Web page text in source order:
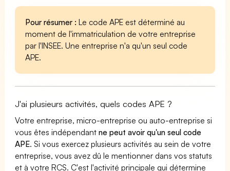
Pour résumer : Le code APE est déterminé au
moment de l'immatriculation de votre entreprise
par l'INSEE. Une entreprise n'a qu'un seul code
APE.
J'ai plusieurs activités, quels codes APE ?
Votre entreprise, micro-entreprise ou auto-entreprise si
vous êtes indépendantne peut avoir qu'un seul code
APE. Si vous exercez plusieurs activités au sein de votre
entreprise, vous avez dû le mentionner dans vos statuts
et à votre RCS. C'est l'activité principale qui détermine